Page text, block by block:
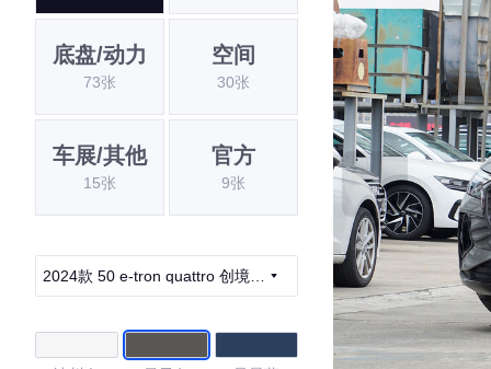
底盘/动力
73张
空间
30张
车展/其他
15张
官方
9张
2024款 50 e-tron quattro 创境曜